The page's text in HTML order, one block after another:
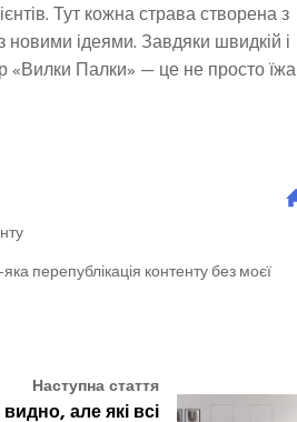
Тут кожна страва створена з
ідеями. Завдяки швидкій і
«Вилки Палки» — це не просто їжа
перепублікація контенту без моєї
Наступна стаття
але які всі